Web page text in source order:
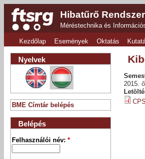
Hibatűrő
Méréstechnika és
Kezdőlap Események Oktatás
2015.
Nyelvek
BME Címtár belépés
Belépés
Felhasználói név:*